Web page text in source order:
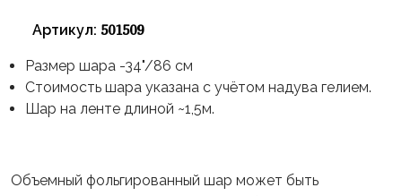
Артикул: 501509
Размер шара -34"/86 см
Стоимость шара указана с учётом надува гелием.
Шар на ленте длиной ~1,5м.
Объемный фольгированный шар может быть
Латексные
с
рисунком
Родился
День
Рождения
День
Синий
Трактор
Миньоны
Баг
Контакты
+7(910)888-